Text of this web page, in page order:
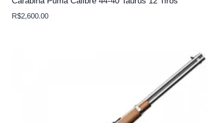
R$2,600.00